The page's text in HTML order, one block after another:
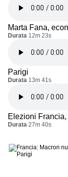
Marta Fana,
Durata 12m 23s
Parigi
Durata 13m 41s
Elezioni
Durata 27m 40s